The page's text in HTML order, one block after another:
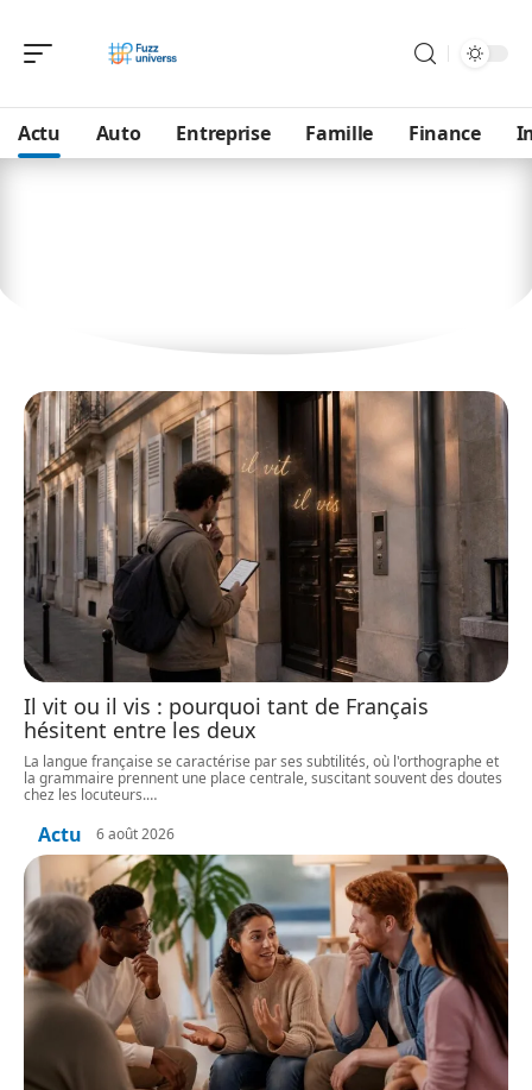
Actu Auto Entreprise Famille Finance
Il vit ou il vis : pourquoi tant de Français
hésitent entre les deux
La langue française se caractérise par ses subtilités, où l'orthographe et
la grammaire prennent une place centrale, suscitant souvent des doutes
chez les locuteurs.…
Actu 6 août 2026